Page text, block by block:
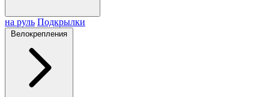
на руль Подкрылки
Велокрепления